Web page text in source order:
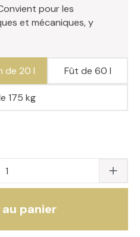
pour les
et mécaniques, y
de 20 l Fût de 60 l
175 kg
: saisissez la valeur
panier